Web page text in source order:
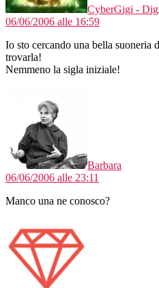
CyberGigi -
06/06/2006 alle 16:59
Io sto cercando una bella suoneria
trovarla!
Nemmeno la sigla iniziale!
Barbara
06/06/2006 alle 23:11
Manco una ne conosco?